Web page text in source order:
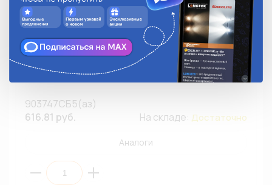
Реле силовое 903747СБ5(аз) 5 контактов/
кронштейн/с колодкой/диодная защита (ПЭ1)
903747СБ5(аз)
616.81 руб.
На складе: Достаточно
Аналоги